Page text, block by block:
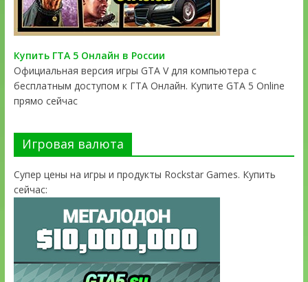
Купить ГТА 5 Онлайн в России
Официальная версия игры GTA V для компьютера с
бесплатным доступом к ГТА Онлайн. Купите GTA 5 Online
прямо сейчас
Игровая валюта
Супер цены на игры и продукты Rockstar Games. Купить
сейчас: